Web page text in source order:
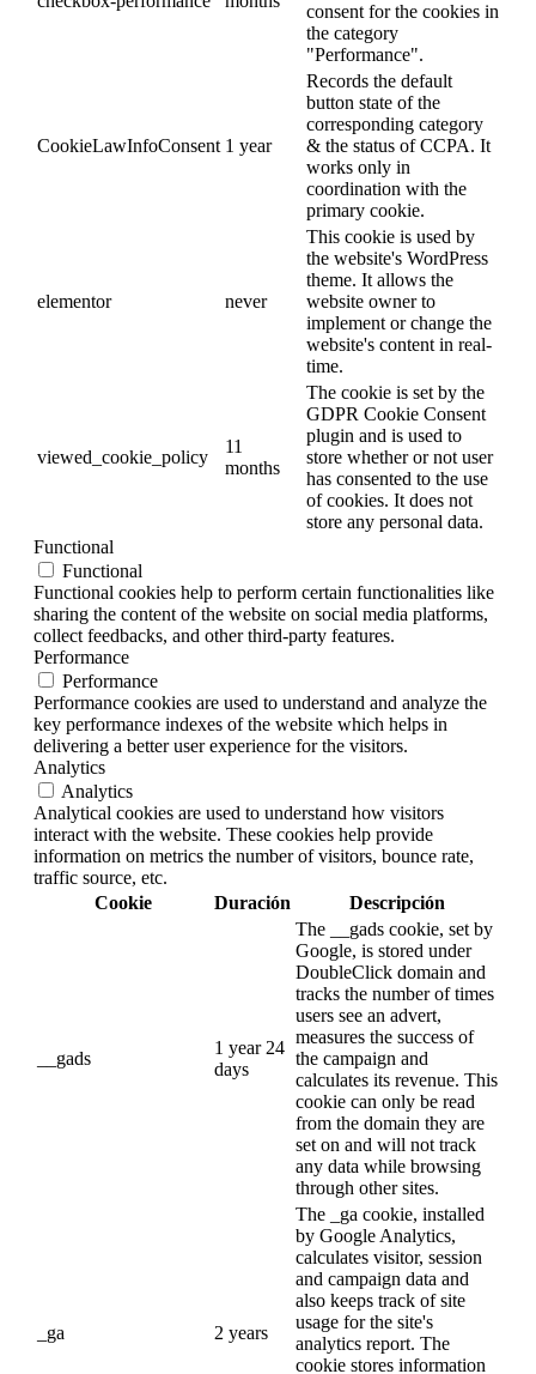
consent for the cookies in
the category
"Performance".
CookieLawInfoConsent 1 year
Records the default
button state of the
corresponding category
& the status of CCPA. It
works only in
coordination with the
primary cookie.
elementor never
This cookie is used by
the website's WordPress
theme. It allows the
website owner to
implement or change the
website's content in real-
time.
viewed_cookie_policy
11
months
The cookie is set by the
GDPR Cookie Consent
plugin and is used to
store whether or not user
has consented to the use
of cookies. It does not
store any personal data.
Functional
Functional
Functional cookies help to perform certain functionalities like
sharing the content of the website on social media platforms,
collect feedbacks, and other third-party features.
Performance
Performance
Performance cookies are used to understand and analyze the
key performance indexes of the website which helps in
delivering a better user experience for the visitors.
Analytics
Analytics
Analytical cookies are used to understand how visitors
interact with the website. These cookies help provide
information on metrics the number of visitors, bounce rate,
traffic source, etc.
Cookie
Duración Descripción
__gads
1 year 24
days
The __gads cookie, set by
Google, is stored under
DoubleClick domain and
tracks the number of times
users see an advert,
measures the success of
the campaign and
calculates its revenue. This
cookie can only be read
from the domain they are
set on and will not track
any data while browsing
through other sites.
_ga 2 years
The _ga cookie, installed
by Google Analytics,
calculates visitor, session
and campaign data and
also keeps track of site
usage for the site's
analytics report. The
cookie stores information